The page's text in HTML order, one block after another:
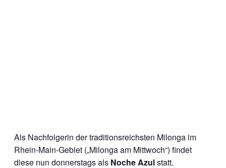
Als Nachfolgerin der traditionsreichsten Milonga im
Rhein-Main-Gebiet („Milonga am Mittwoch“) findet
diese nun donnerstags als Noche Azulstatt.